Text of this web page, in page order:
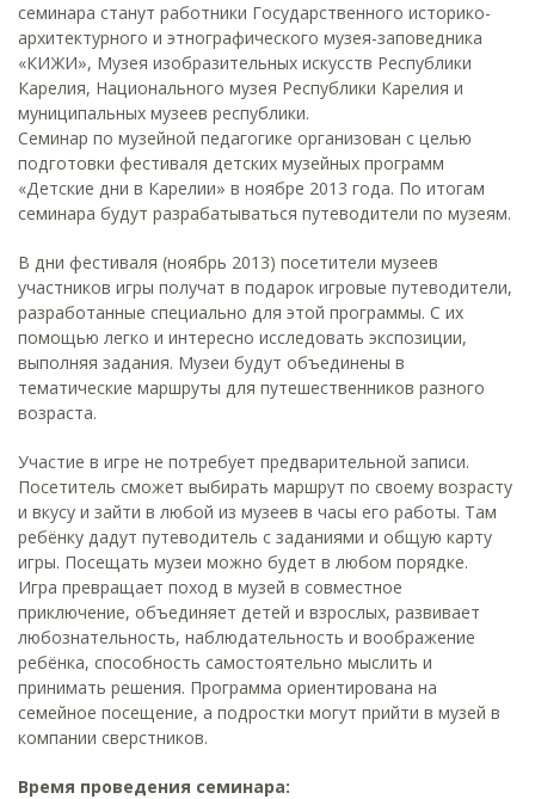
семинара станут работники Государственного историко-
архитектурного и этнографического музея-заповедника
«КИЖИ», Музея изобразительных искусств Республики
Карелия, Национального музея Республики Карелия и
муниципальных музеев республики.
Семинар по музейной педагогике организован с целью
подготовки фестиваля детских музейных программ
«Детские дни в Карелии» в ноябре 2013 года. По итогам
семинара будут разрабатываться путеводители по музеям.
В дни фестиваля (ноябрь 2013) посетители музеев
участников игры получат в подарок игровые путеводители,
разработанные специально для этой программы. С их
помощью легко и интересно исследовать экспозиции,
выполняя задания. Музеи будут объединены в
тематические маршруты для путешественников разного
возраста.
Участие в игре не потребует предварительной записи.
Посетитель сможет выбирать маршрут по своему возрасту
и вкусу и зайти в любой из музеев в часы его работы. Там
ребёнку дадут путеводитель с заданиями и общую карту
игры. Посещать музеи можно будет в любом порядке.
Игра превращает поход в музей в совместное
приключение, объединяет детей и взрослых, развивает
любознательность, наблюдательность и воображение
ребёнка, способность самостоятельно мыслить и
принимать решения. Программа ориентирована на
семейное посещение, а подростки могут прийти в музей в
компании сверстников.
Время проведения семинара: